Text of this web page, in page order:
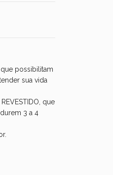
possibilitam
sua vida
que
3 a 4